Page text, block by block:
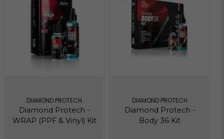
DIAMOND PROTECH
Diamond Protech -
WRAP (PPF & Vinyl) Kit
DIAMOND PROTECH
Diamond Protech -
Body 36 Kit